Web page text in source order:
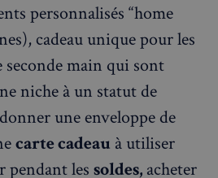
personnalisés “home
cadeau unique pour les
seconde main qui sont
niche à un statut de
une enveloppe de
carte cadeau à utiliser
pendant les soldes, acheter
et la gestion des comptes.
nécessaires.
Fournisseur/
.stripecdn.com
secondes